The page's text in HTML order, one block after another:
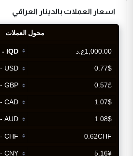
اسعار العملات بالدينار العراقي